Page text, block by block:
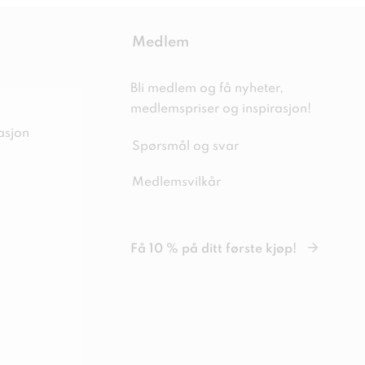
Medlem
Bli medlem og få nyheter,
medlemspriser og inspirasjon!
Spørsmål og svar
Medlemsvilkår
Få 10 % på ditt første kjøp!